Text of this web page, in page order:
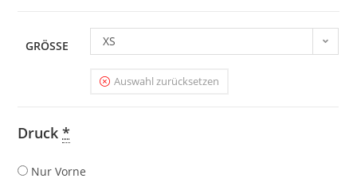
GRÖSSE XS
Auswahl zurücksetzen
Druck*
Nur Vorne